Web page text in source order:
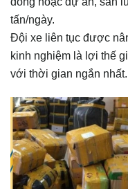
tấn/ngày.
Đội xe liên tục được
kinh nghiệm là lợi thế
với thời gian ngắn nhất.